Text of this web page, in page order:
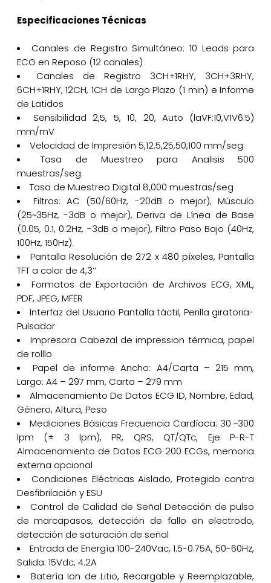
Especificaciones Técnicas
Canales de Registro Simultáneo: 10 Leads para
ECG en Reposo (12 canales)
Canales de Registro 3CH+1RHY, 3CH+3RHY,
6CH+1RHY, 12CH, 1CH de Largo Plazo (1 min) e Informe
de Latidos
Sensibilidad 2,5, 5, 10, 20, Auto (laVF:10,V1V6:5)
mm/mV
Velocidad de Impresión 5,12.5,25,50,100 mm/seg.
Tasa de Muestreo para Analisis 500
muestras/seg.
Tasa de Muestreo Digital 8,000 muestras/seg
Filtros: AC (50/60Hz, -20dB o mejor), Músculo
(25~35Hz, -3dB o mejor), Deriva de Línea de Base
(0.05, 0.1, 0.2Hz, -3dB o mejor), Filtro Paso Bajo (40Hz,
100Hz, 150Hz).
Pantalla Resolución de 272 x 480 píxeles, Pantalla
TFT a color de 4,3’’
Formatos de Exportación de Archivos ECG, XML,
PDF, JPEG, MFER
Interfaz del Usuario Pantalla táctil, Perilla giratoria-
Pulsador
Impresora Cabezal de impression térmica, papel
de rolllo
Papel de informe Ancho: A4/Carta – 215 mm,
Largo: A4 – 297 mm, Carta – 279 mm
Almacenamiento De Datos ECG ID, Nombre, Edad,
Género, Altura, Peso
Mediciones Básicas Frecuencia Cardíaca: 30 ~300
lpm (± 3 lpm), PR, QRS, QT/QTc, Eje P-R-T
Almacenamiento de Datos ECG 200 ECGs, memoria
externa opcional
Condiciones Eléctricas Aislado, Protegido contra
Desfibrilación y ESU
Control de Calidad de Señal Detección de pulso
de marcapasos, detección de fallo en electrodo,
detección de saturación de señal
Entrada de Energía 100-240Vac, 1.5-0.75A, 50-60Hz,
Salida: 15Vdc, 4.2A
Batería Ion de Litio, Recargable y Reemplazable,